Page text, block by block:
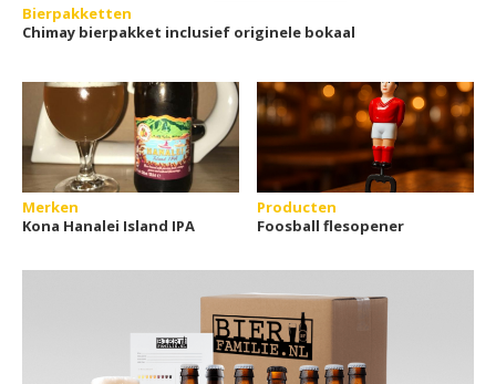
Bierpakketten
Chimay bierpakket inclusief originele bokaal
Merken
Kona Hanalei Island IPA
Producten
Foosball flesopener